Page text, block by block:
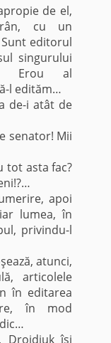
de el,
cu un
editorul
singurului
Erou al
l edităm…
i atât de
senator! Mii
asta fac?
apoi
lumea, în
privindu-l
atunci,
articolele
în editarea
în mod
îşi